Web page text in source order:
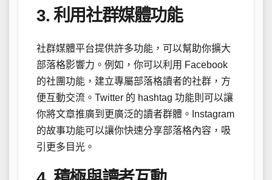
3. 利用社群媒體功能
社群媒體平台提供許多功能，可以幫助你擴大
部落格影響力。例如，你可以利用 Facebook
的社團功能，建立專屬部落格讀者的社群，方
便互動交流。Twitter 的 hashtag 功能則可以讓
你將文章推廣到更廣泛的讀者群體。Instagram
的故事功能可以讓你快速分享部落格內容，吸
引更多目光。